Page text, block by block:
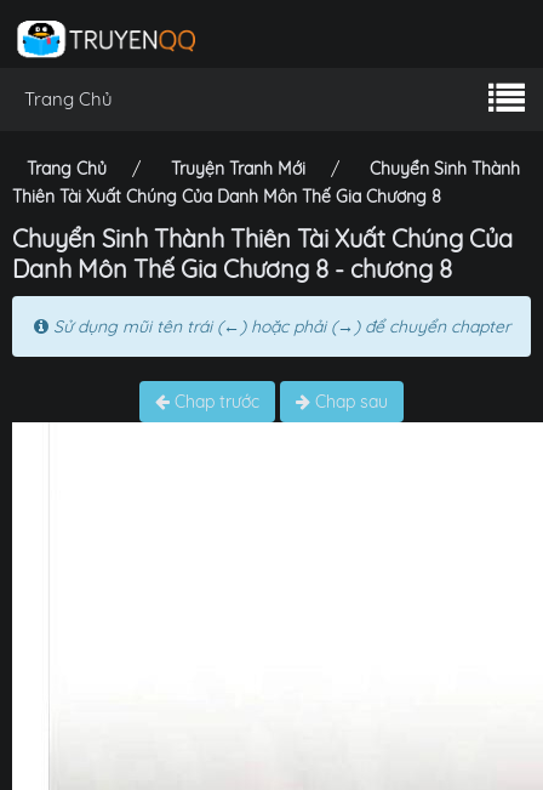
Trang Chủ
Trang Chủ Truyện Tranh Mới
Chuyển Sinh Thành
Thiên Tài Xuất Chúng Của Danh Môn Thế Gia Chương 8
Chuyển Sinh Thành Thiên Tài Xuất Chúng Của
Danh Môn Thế Gia Chương 8 - chương 8
Sử dụng mũi tên trái (←) hoặc phải (→) để chuyển chapter
Chap trước Chap sau